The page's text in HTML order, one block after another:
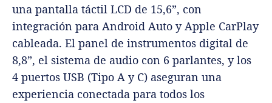
una pantalla táctil LCD de 15,6”, con
integración para Android Auto y Apple CarPlay
cableada. El panel de instrumentos digital de
8,8”, el sistema de audio con 6 parlantes, y los
4 puertos USB (Tipo A y C) aseguran una
experiencia conectada para todos los